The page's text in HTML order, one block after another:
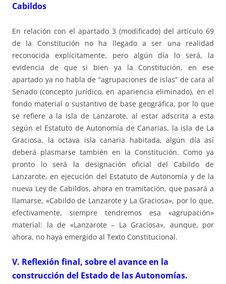
Cabildos
En relación con el apartado 3 (modificado) del artículo 69
de la Constitución no ha llegado a ser una realidad
reconocida explícitamente, pero algún día lo será, la
evidencia de que si bien ya la Constitución, en ese
apartado ya no habla de “agrupaciones de islas” de cara al
Senado (concepto jurídico, en apariencia eliminado), en el
fondo material o sustantivo de base geográfica, por lo que
se refiere a la isla de Lanzarote, al estar adscrita a esta
según el Estatuto de Autonomía de Canarias, la isla de La
Graciosa, la octava isla canaria habitada, algún día así
deberá plasmarse también en la Constitución. Como ya
pronto lo será la designación oficial del Cabildo de
Lanzarote, en ejecución del Estatuto de Autonomía y de la
nueva Ley de Cabildos, ahora en tramitación, que pasará a
llamarse, «Cabildo de Lanzarote y La Graciosa», por lo que,
efectivamente, siempre tendremos esa «agrupación»
material: la de «Lanzarote – La Graciosa», aunque, por
ahora, no haya emergido al Texto Constitucional.
V. Reflexión final, sobre el avance en la
construcción del Estado de las Autonomías.